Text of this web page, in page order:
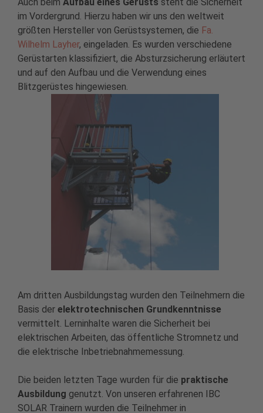
Auch beim Aufbau eines Gerüsts steht die Sicherheit
im Vordergrund. Hierzu haben wir uns den weltweit
größten Hersteller von Gerüstsystemen, die Fa.
Wilhelm Layher, eingeladen. Es wurden verschiedene
Gerüstarten klassifiziert, die Absturzsicherung erläutert
und auf den Aufbau und die Verwendung eines
Blitzgerüstes hingewiesen.
Am dritten Ausbildungstag wurden den Teilnehmern die
Basis der elektrotechnischen Grundkenntnisse
vermittelt. Lerninhalte waren die Sicherheit bei
elektrischen Arbeiten, das öffentliche Stromnetz und
die elektrische Inbetriebnahmemessung.
Die beiden letzten Tage wurden für die praktische
Ausbildung genutzt. Von unseren erfahrenen IBC
SOLAR Trainern wurden die Teilnehmer in